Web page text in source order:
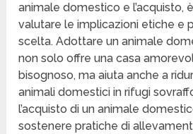
animale domestico e l’acquisto,
valutare le implicazioni etiche e
scelta. Adottare un animale
non solo offre una casa
bisognoso, ma aiuta anche a
animali domestici in rifugi
l’acquisto di un animale
sostenere pratiche di